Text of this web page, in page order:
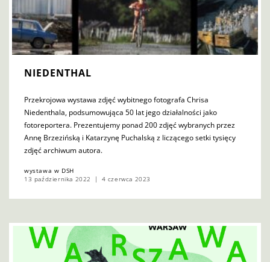
NIEDENTHAL
Przekrojowa wystawa zdjęć wybitnego fotografa Chrisa
Niedenthala, podsumowująca 50 lat jego działalności jako
fotoreportera. Prezentujemy ponad 200 zdjęć wybranych przez
Annę Brzezińską i Katarzynę Puchalską z liczącego setki tysięcy
zdjęć archiwum autora.
wystawa w DSH
13 października 2022
4 czerwca 2023